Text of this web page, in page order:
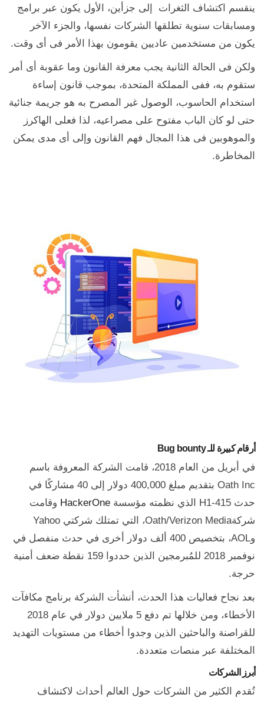
ينقسم اكتشاف الثغرات إلى جزأين، الأول يكون عبر برامج
ومسابقات سنوية تطلقها الشركات نفسها، والجزء الآخر
يكون من مستخدمين عاديين يقومون بهذا الأمر فى أى وقت.
ولكن فى الحالة الثانية يجب معرفة القانون وما عقوبة أى أمر
ستقوم به، ففى المملكة المتحدة، بموجب قانون إساءة
استخدام الحاسوب، الوصول غير المصرح به هو جريمة جنائية
حتى لو كان الباب مفتوح على مصراعيه، لذا فعلى الهاكرز
والموهوبين فى هذا المجال فهم القانون وإلى أى مدى يمكن
المخاطرة.
أرقام كبيرة للـ Bug bounty
في أبريل من العام 2018، قامت الشركة المعروفة باسم
Oath Inc بتقديم مبلغ 400,000 دولار إلى 40 مشاركًا في
حدث H1-415 الذي نظمته مؤسسة
HackerOne وقامت
شركةOath/Verizon Media، التي تمتلك شركتي Yahoo
وAOL، بتخصيص 400 ألف دولار أخرى في حدث منفصل في
نوفمبر 2018 للمُبرمجين الذين حددوا 159 نقطة ضعف أمنية
حرجة.
بعد نجاح فعاليات هذا الحدث، أنشأت الشركة برنامج مكافآت
الأخطاء، ومن خلالها تم دفع 5 ملايين دولار في عام 2018
للقراصنة والباحثين الذين وجدوا أخطاء من مستويات التهديد
المختلفة عبر منصات متعددة.
أبرز الشركات
تُقدم الكثير من الشركات حول العالم أحداث لاكتشاف